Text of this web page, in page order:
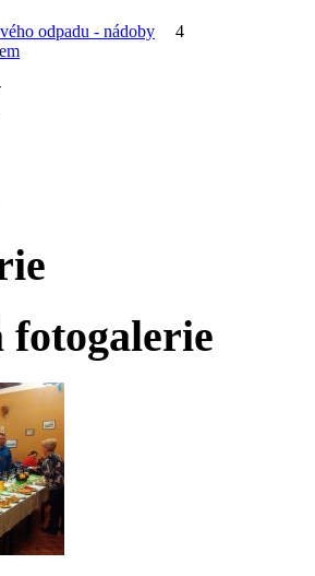
odpadu - nádoby
4
fotogalerie